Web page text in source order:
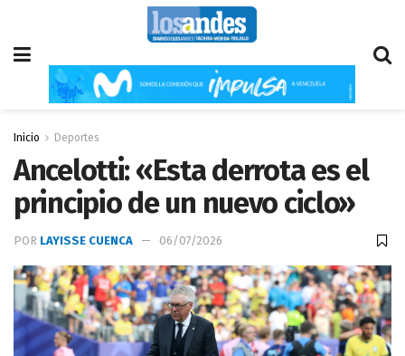
Inicio Deportes
Ancelotti: «Esta derrota es el
principio de un nuevo ciclo»
POR LAYISSE CUENCA 06/07/2026